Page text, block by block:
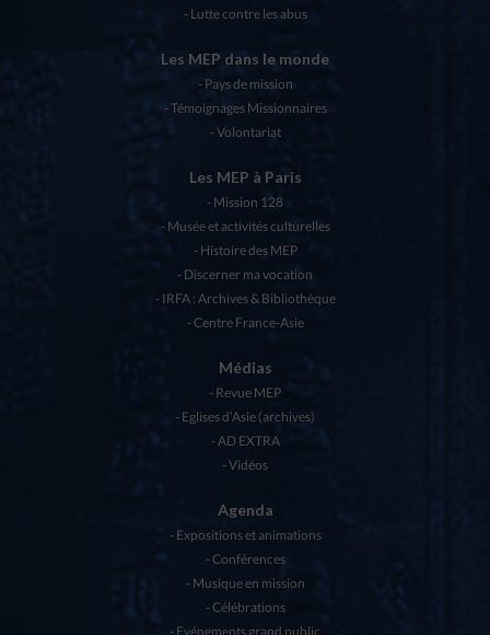
Lutte contre les abus
Les MEP dans le monde
Pays de mission
Témoignages Missionnaires
Volontariat
Les MEP à Paris
Mission 128
Musée et activités culturelles
Histoire des MEP
Discerner ma vocation
IRFA : Archives & Bibliothèque
Centre France-Asie
Médias
Revue MEP
Eglises d’Asie (archives)
AD EXTRA
Vidéos
Agenda
Expositions et animations
Conférences
Musique en mission
Célébrations
Evénements grand public